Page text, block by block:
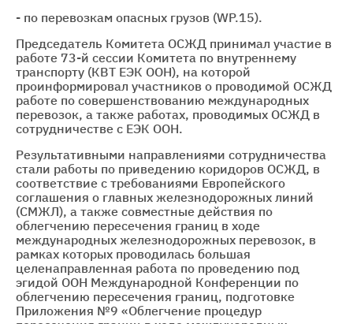
- по перевозкам опасных грузов (WP.15).
Председатель Комитета ОСЖД принимал участие в
работе 73-й сессии Комитета по внутреннему
транспорту (КВТ ЕЭК ООН), на которой
проинформировал участников о проводимой ОСЖД
работе по совершенствованию международных
перевозок, а также работах, проводимых ОСЖД в
сотрудничестве с ЕЭК ООН.
Результативными направлениями сотрудничества
стали работы по приведению коридоров ОСЖД, в
соответствие с требованиями Европейского
соглашения о главных железнодорожных линий
(СМЖЛ), а также совместные действия по
облегчению пересечения границ в ходе
международных железнодорожных перевозок, в
рамках которых проводилась большая
целенаправленная работа по проведению под
эгидой ООН Международной Конференции по
облегчению пересечения границ, подготовке
Приложения №9 «Облегчение процедур